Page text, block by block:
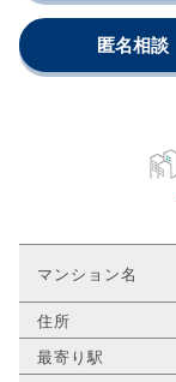
匿名相談
マンション名
住所
最寄り駅